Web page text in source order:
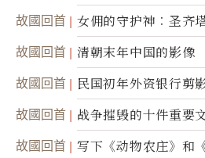
故國回首 女佣的守护神︰圣齐
故國回首 清朝末年中国的影像
故國回首 民国初年外资银行剪
故國回首 战争摧毁的十件重要
故國回首
写下《动物农庄》和